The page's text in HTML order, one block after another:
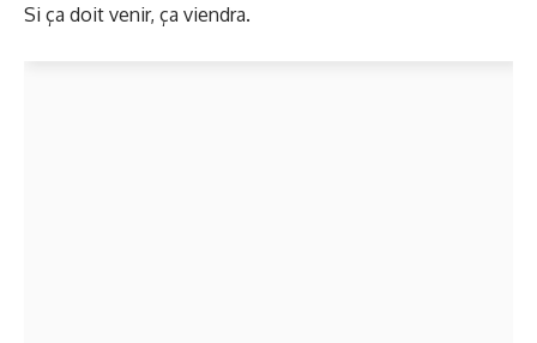
Si ça doit venir, ça viendra.